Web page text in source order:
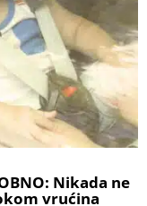
Nikada ne
vrućina